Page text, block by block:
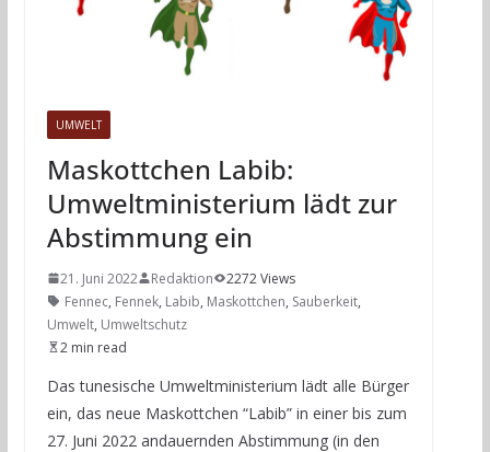
UMWELT
Maskottchen Labib:
Umweltministerium lädt zur
Abstimmung ein
21. Juni 2022 Redaktion
2272 Views
Fennec, Fennek, Labib, Maskottchen, Sauberkeit,
Umwelt, Umweltschutz
2 min read
Das tunesische Umweltministerium lädt alle Bürger
ein, das neue Maskottchen “Labib” in einer bis zum
27. Juni 2022 andauernden Abstimmung (in den